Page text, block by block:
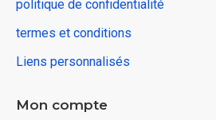
politique de confidentialité
termes et conditions
Liens personnalisés
Mon compte